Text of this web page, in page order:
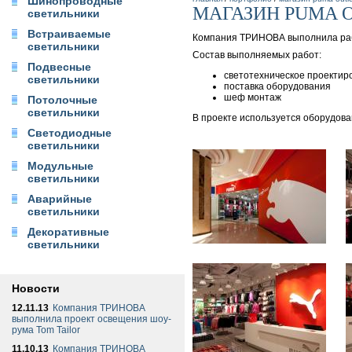
светильники
Встраиваемые
светильники
Подвесные
светильники
Потолочные
светильники
Светодиодные
светильники
Модульные
светильники
Аварийные
светильники
Декоративные
светильники
Новости
12.11.13 Компания ТРИНОВА
выполнила проект освещения шоу-
рума Tom Tailor
11.10.13 Компания ТРИНОВА
МАГАЗИН PUMA
Компания ТРИНОВА выполнила
Состав выполняемых работ:
светотехническое
поставка оборудования
шеф монтаж
В проекте используется